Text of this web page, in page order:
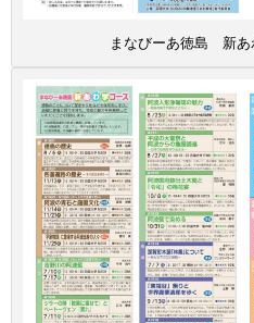
まなびーあ徳島 新あ